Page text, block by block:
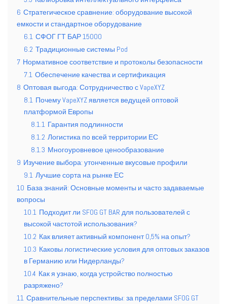
6 Стратегическое сравнение: оборудование высокой
емкости и стандартное оборудование
6.1 СФОГ ГТ БАР 15000
6.2 Традиционные системы Pod
7 Нормативное соответствие и протоколы безопасности
7.1 Обеспечение качества и сертификация
8 Оптовая выгода: Сотрудничество с VapeXYZ
8.1 Почему VapeXYZ является ведущей оптовой
платформой Европы
8.1.1 Гарантия подлинности
8.1.2 Логистика по всей территории ЕС
8.1.3 Многоуровневое ценообразование
9 Изучение выбора: утонченные вкусовые профили
9.1 Лучшие сорта на рынке ЕС
10 База знаний: Основные моменты и часто задаваемые
вопросы
10.1 Подходит ли SFOG GT BAR для пользователей с
высокой частотой использования?
10.2 Как влияет активный компонент 0,5% на опыт?
10.3 Каковы логистические условия для оптовых заказов
в Германию или Нидерланды?
10.4 Как я узнаю, когда устройство полностью
разряжено?
11 Сравнительные перспективы: за пределами SFOG GT